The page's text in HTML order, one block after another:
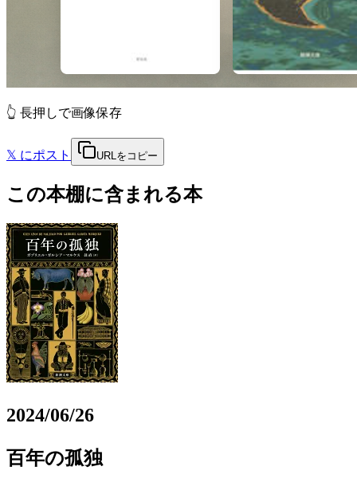
👆 長押しで画像保存
𝕏 にポスト URLをコピー
この本棚に含まれる本
2024/06/26
百年の孤独